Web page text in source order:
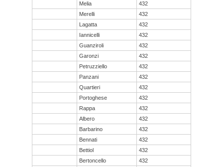
Melia
432
Merelli
432
Lagatta
432
Iannicelli
432
Guanziroli
432
Garonzi
432
Petruzziello
432
Panzani
432
Quartieri
432
Portoghese
432
Rappa
432
Albero
432
Barbarino
432
Bennati
432
Bettiol
432
Bertoncello
432